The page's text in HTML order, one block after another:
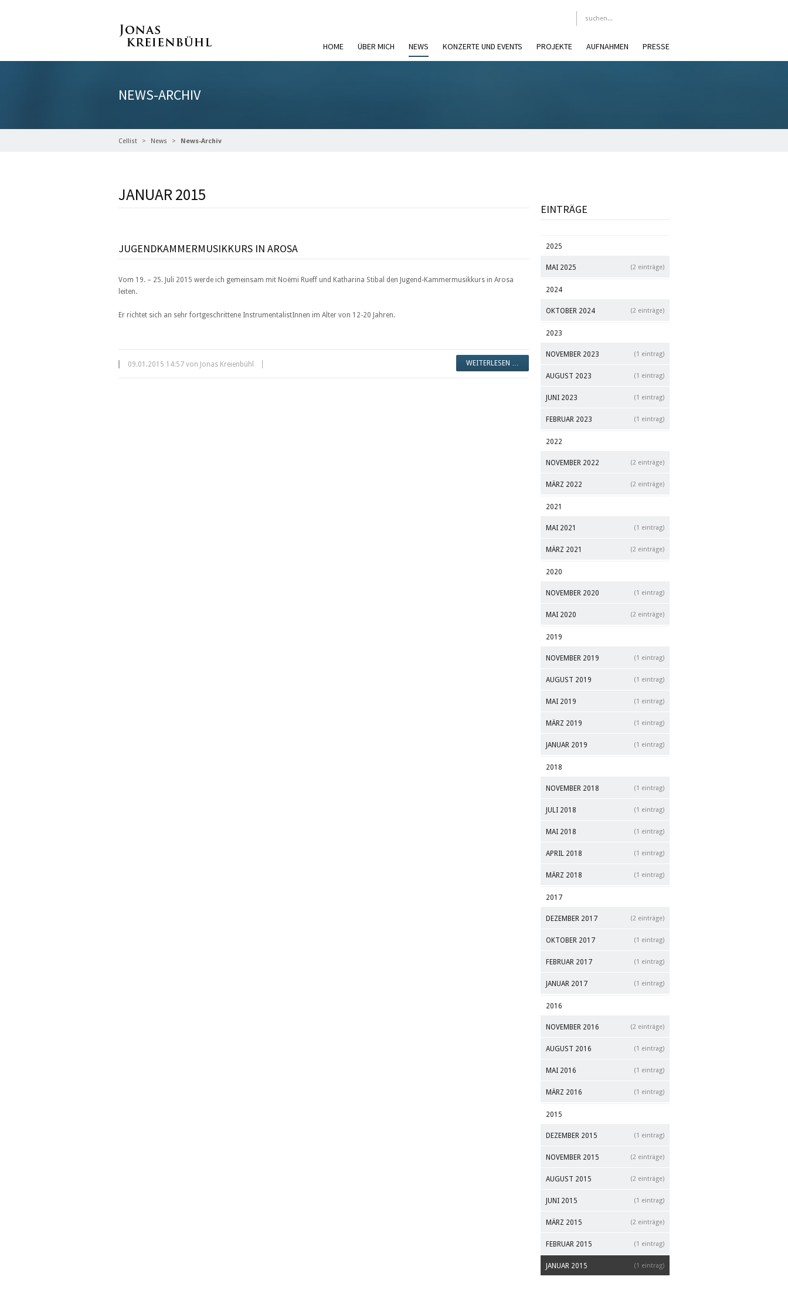
HOME ÜBER MICH NEWS KONZERTE UND EVENTS PROJEKTE AUFNAHMEN PRESSE
NEWS-ARCHIV
Cellist News News-Archiv
JANUAR 2015
JUGENDKAMMERMUSIKKURS IN AROSA
Vom 19. – 25. Juli 2015 werde ich gemeinsam mit Noëmi Rueff und Katharina Stibal den Jugend-Kammermusikkurs in Arosa
leiten.
Er richtet sich an sehr fortgeschrittene InstrumentalistInnen im Alter von 12-20 Jahren.
09.01.2015 14:57 von Jonas Kreienbühl WEITERLESEN …
EINTRÄGE
2025
MAI 2025 (2 einträge)
2024
OKTOBER 2024 (2 einträge)
2023
NOVEMBER 2023 (1 eintrag)
AUGUST 2023 (1 eintrag)
JUNI 2023 (1 eintrag)
FEBRUAR 2023 (1 eintrag)
2022
NOVEMBER 2022 (2 einträge)
MÄRZ 2022 (2 einträge)
2021
MAI 2021 (1 eintrag)
MÄRZ 2021 (2 einträge)
2020
NOVEMBER 2020 (1 eintrag)
MAI 2020 (2 einträge)
2019
NOVEMBER 2019 (1 eintrag)
AUGUST 2019 (1 eintrag)
MAI 2019 (1 eintrag)
MÄRZ 2019 (1 eintrag)
JANUAR 2019 (1 eintrag)
2018
NOVEMBER 2018 (1 eintrag)
JULI 2018 (1 eintrag)
MAI 2018 (1 eintrag)
APRIL 2018 (1 eintrag)
MÄRZ 2018 (1 eintrag)
2017
DEZEMBER 2017 (2 einträge)
OKTOBER 2017 (1 eintrag)
FEBRUAR 2017 (1 eintrag)
JANUAR 2017 (1 eintrag)
2016
NOVEMBER 2016 (2 einträge)
AUGUST 2016 (1 eintrag)
MAI 2016 (1 eintrag)
MÄRZ 2016 (1 eintrag)
2015
DEZEMBER 2015 (1 eintrag)
NOVEMBER 2015 (2 einträge)
AUGUST 2015 (2 einträge)
JUNI 2015 (1 eintrag)
MÄRZ 2015 (2 einträge)
FEBRUAR 2015 (1 eintrag)
JANUAR 2015 (1 eintrag)